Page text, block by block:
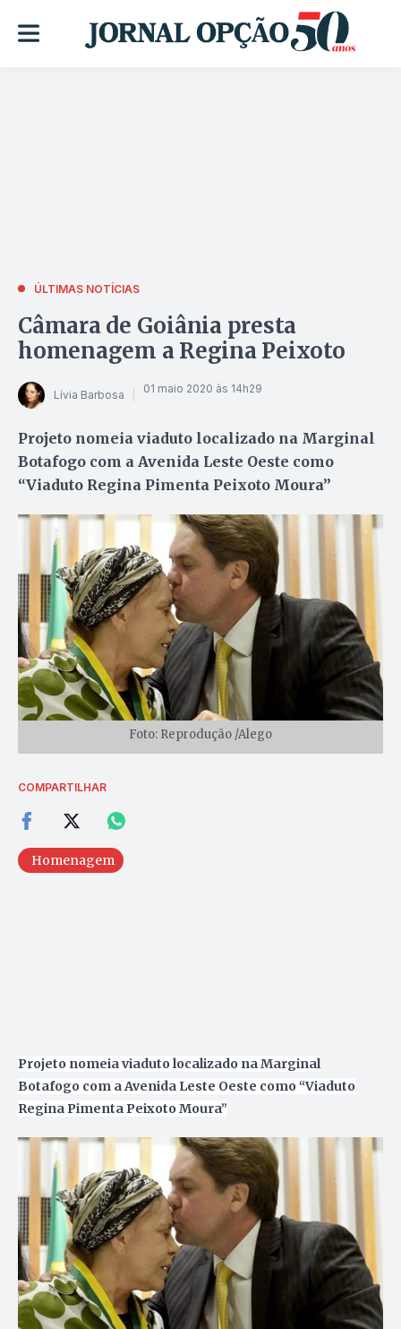
ÚLTIMAS NOTÍCIAS
Câmara de Goiânia presta
homenagem a Regina Peixoto
Lívia Barbosa 01 maio 2020 às 14h29
Projeto nomeia viaduto localizado na Marginal
Botafogo com a Avenida Leste Oeste como
“Viaduto Regina Pimenta Peixoto Moura”
Foto: Reprodução /Alego
COMPARTILHAR
Homenagem
Projeto nomeia viaduto localizado na Marginal
Botafogo com a Avenida Leste Oeste como “Viaduto
Regina Pimenta Peixoto Moura”